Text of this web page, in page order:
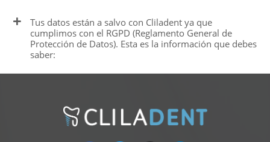
Tus datos están a salvo con Cliladent ya que
cumplimos con el RGPD (Reglamento General de
Protección de Datos). Esta es la información que debes
saber: